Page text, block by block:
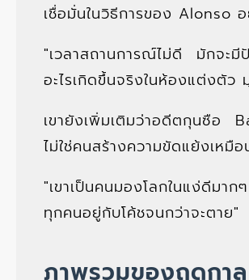
เชื่อมั่นในวิธีการของ Alonso
"เวลาสถานการณ์ไม่ดี มักจะ
อะไรเกิดขึ้นจริงในห้องแต่งตั
เขายังเพิ่มเติมว่าอดีตกุนซือ
ไม่ใช่คนสร้างความขัดแย้งเหมื
"เขาเป็นคนมองโลกในแง่ดีมา
ทุกคนอยู่กับโค้ชจนกว่าจะตาย"
ภาพรวมของฤดูกาล